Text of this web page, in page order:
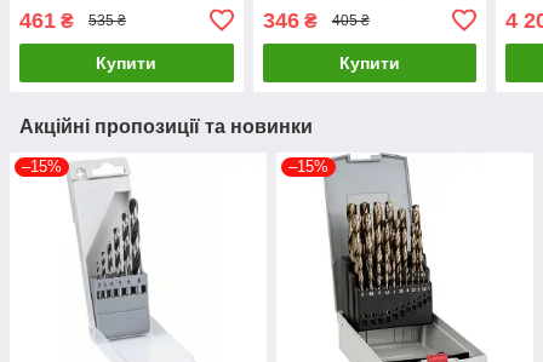
461 ₴ 535 ₴
Купити
346₴ 405 ₴
Купити
4
Акційні пропозиції та новинки
–15% –15%